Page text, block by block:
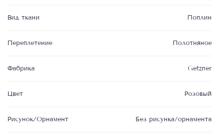
Вид ткани Поплин
Переплетение Полотняное
Фабрика Getzner
Цвет Розовый
Рисунок/Орнамент Без рисунка/орнамента